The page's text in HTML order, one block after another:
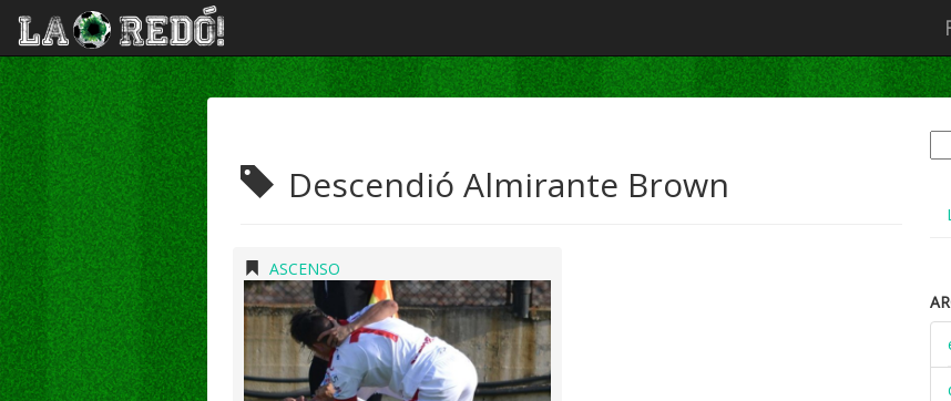
Descendió Almirante Brown
ASCENSO